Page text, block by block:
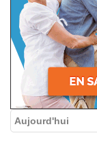
Aujourd'hui